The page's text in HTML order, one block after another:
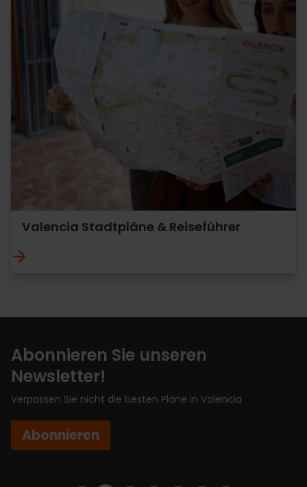
Valencia Stadtpläne & Reiseführer
Abonnieren Sie unseren
Newsletter!
Verpassen Sie nicht die besten Pläne in Valencia
Abonnieren